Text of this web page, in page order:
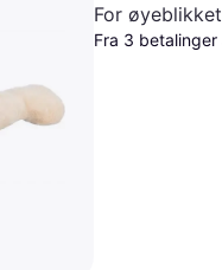
Finansiering
Vipps
For øyeblikket
Fra 3 betalinger